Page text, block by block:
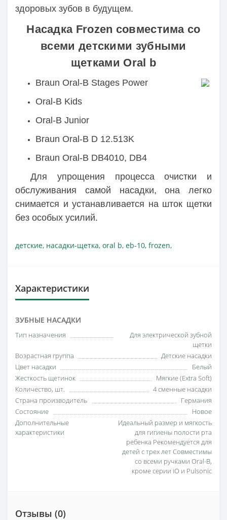
здоровых зубов в будущем.
Насадка Frozen совместима со
всеми детскими зубными
щетками Oral b
Braun Oral-B Stages Power
Oral-B Kids
Oral-B Junior
Braun Oral-B D 12.513K
Braun Oral-B DB4010, DB4
Для упрощения процесса очистки и
обслуживания самой насадки, она легко
снимается и устанавливается на шток щетки
без особых усилий.
детские, насадки-щетка, oral b, eb-10, frozen,
Характеристики
ЗУБНЫЕ НАСАДКИ
Тип назначения
Для электрической зубной
щетки
Возрастная группа
Детские насадки
Цвет насадки
Белый
Жесткость щетинок
Мягкие (Extra Soft)
Количество, шт.
4 сменные насадки
Страна производитель
Германия
Состояние
Новое
Дополнительные
характеристики
Идеальный размер и мягкость
для гигиены полости рта
ребенка Рекомендуется для
детей с трех лет Совместимы
со всеми ручками Oral-B,
кроме серии iO и Pulsonic
Отзывы (0)